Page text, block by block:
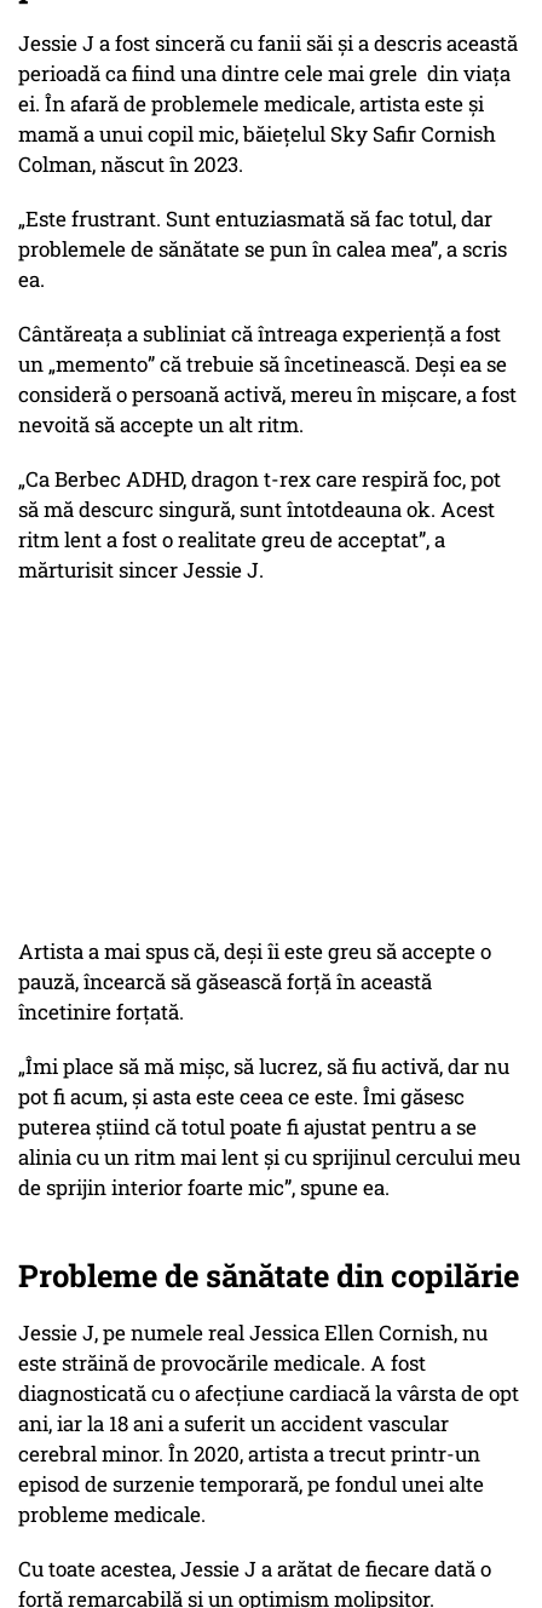
Jessie J a fost sinceră cu fanii săi și a descris această
perioadă ca fiind una dintre cele mai grele din viața
ei. În afară de problemele medicale, artista este și
mamă a unui copil mic, băiețelul Sky Safir Cornish
Colman, născut în 2023.
„Este frustrant. Sunt entuziasmată să fac totul, dar
problemele de sănătate se pun în calea mea”, a scris
ea.
Cântăreața a subliniat că întreaga experiență a fost
un „memento” că trebuie să încetinească. Deși ea se
consideră o persoană activă, mereu în mișcare, a fost
nevoită să accepte un alt ritm.
„Ca Berbec ADHD, dragon t-rex care respiră foc, pot
să mă descurc singură, sunt întotdeauna ok. Acest
ritm lent a fost o realitate greu de acceptat”, a
mărturisit sincer Jessie J.
Artista a mai spus că, deși îi este greu să accepte o
pauză, încearcă să găsească forță în această
încetinire forțată.
„Îmi place să mă mișc, să lucrez, să fiu activă, dar nu
pot fi acum, și asta este ceea ce este. Îmi găsesc
puterea știind că totul poate fi ajustat pentru a se
alinia cu un ritm mai lent și cu sprijinul cercului meu
de sprijin interior foarte mic”, spune ea.
Probleme de sănătate din copilărie
Jessie J, pe numele real Jessica Ellen Cornish, nu
este străină de provocările medicale. A fost
diagnosticată cu o afecțiune cardiacă la vârsta de opt
ani, iar la 18 ani a suferit un accident vascular
cerebral minor. În 2020, artista a trecut printr-un
episod de surzenie temporară, pe fondul unei alte
probleme medicale.
Cu toate acestea, Jessie J a arătat de fiecare dată o
forță remarcabilă și un optimism molipsitor.